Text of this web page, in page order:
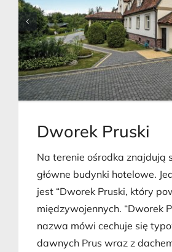
Dworek Pruski
Na terenie ośrodka znajdują
główne budynki hotelowe.
jest “Dworek Pruski, który
międzywojennych. “Dworek
nazwa mówi cechuje się
dawnych Prus wraz z